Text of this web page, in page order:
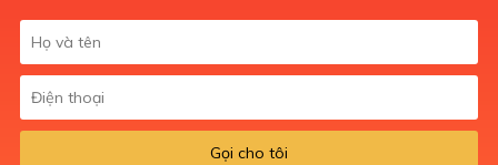
Gọi cho tôi